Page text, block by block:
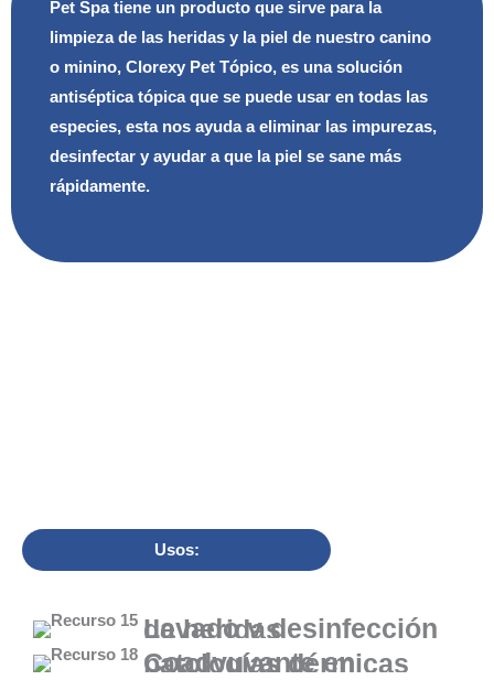
Pet Spa tiene un producto que sirve para la
limpieza de las heridas y la piel de nuestro canino
o minino, Clorexy Pet Tópico, es una solución
antiséptica tópica que se puede usar en todas las
especies, esta nos ayuda a eliminar las impurezas,
desinfectar y ayudar a que la piel se sane más
rápidamente.
Usos:
Lavado y desinfección de heridas
Coadyuvante en patologías dérmicas